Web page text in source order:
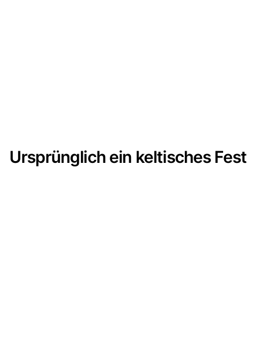
Ursprünglich ein keltisches Fest